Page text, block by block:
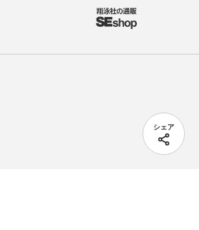
シェア